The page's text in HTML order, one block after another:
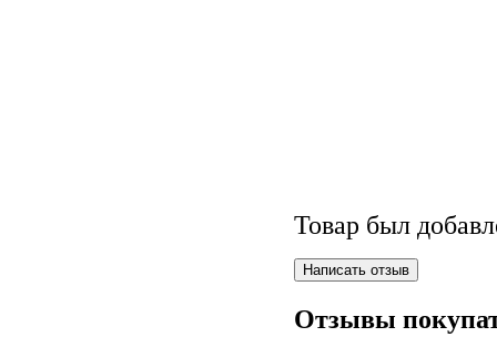
Товар был
Отзывы